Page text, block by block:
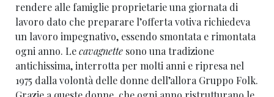
rendere alle famiglie proprietarie una giornata di
lavoro dato che preparare l’offerta votiva richiedeva
un lavoro impegnativo, essendo smontata e rimontata
ogni anno. Lecavagnette sono una tradizione
antichissima, interrotta per molti anni e ripresa nel
1975 dalla volontà delle donne dell’allora Gruppo Folk.